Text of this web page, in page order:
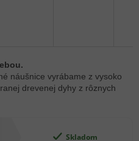
Skladom
náušnice vyrábame z vysoko
drevenej dyhy z rôznych